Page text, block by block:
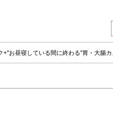
+''お昼寝している間に終わる''胃・大腸